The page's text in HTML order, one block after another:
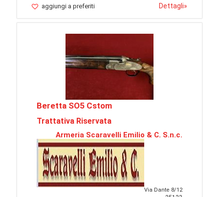
aggiungi a preferiti Dettagli»
Beretta SO5 Cstom
Trattativa Riservata
Armeria Scaravelli Emilio & C. S.n.c.
Via Dante 8/12